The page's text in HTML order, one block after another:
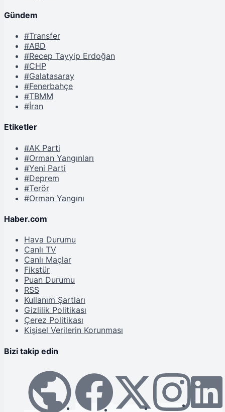
Gündem
#Transfer
#ABD
#Recep Tayyip Erdoğan
#CHP
#Galatasaray
#Fenerbahçe
#TBMM
#İran
Etiketler
#AK Parti
#Orman Yangınları
#Yeni Parti
#Deprem
#Terör
#Orman Yangını
Haber.com
Hava Durumu
Canlı TV
Canlı Maçlar
Fikstür
Puan Durumu
RSS
Kullanım Şartları
Gizlilik Politikası
Çerez Politikası
Kişisel Verilerin Korunması
Bizi takip edin